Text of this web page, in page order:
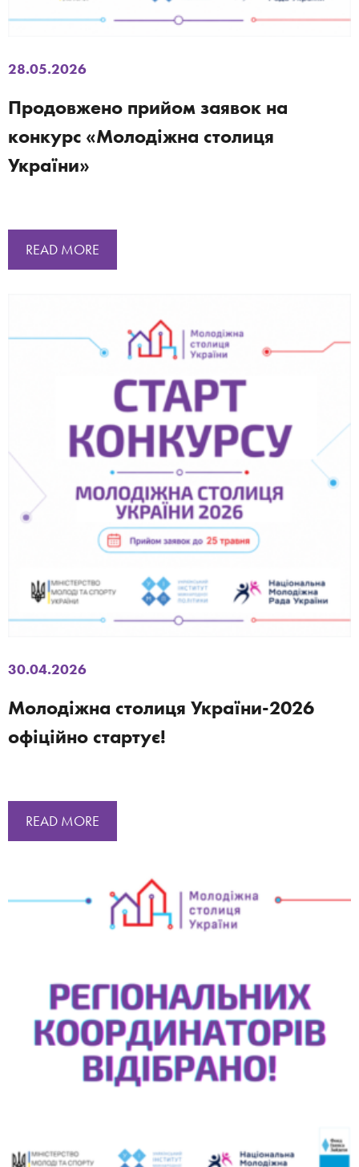
28.05.2026
Продовжено прийом заявок на
конкурс «Молодіжна столиця
України»
READ MORE
30.04.2026
Молодіжна столиця України-2026
офіційно стартує!
READ MORE